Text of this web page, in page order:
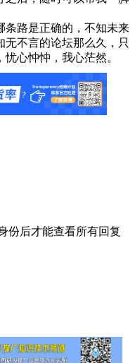
条路是正确的，不知未来
不言的论坛那么久，只
心忡忡，我心茫然。
份后才能查看所有回复